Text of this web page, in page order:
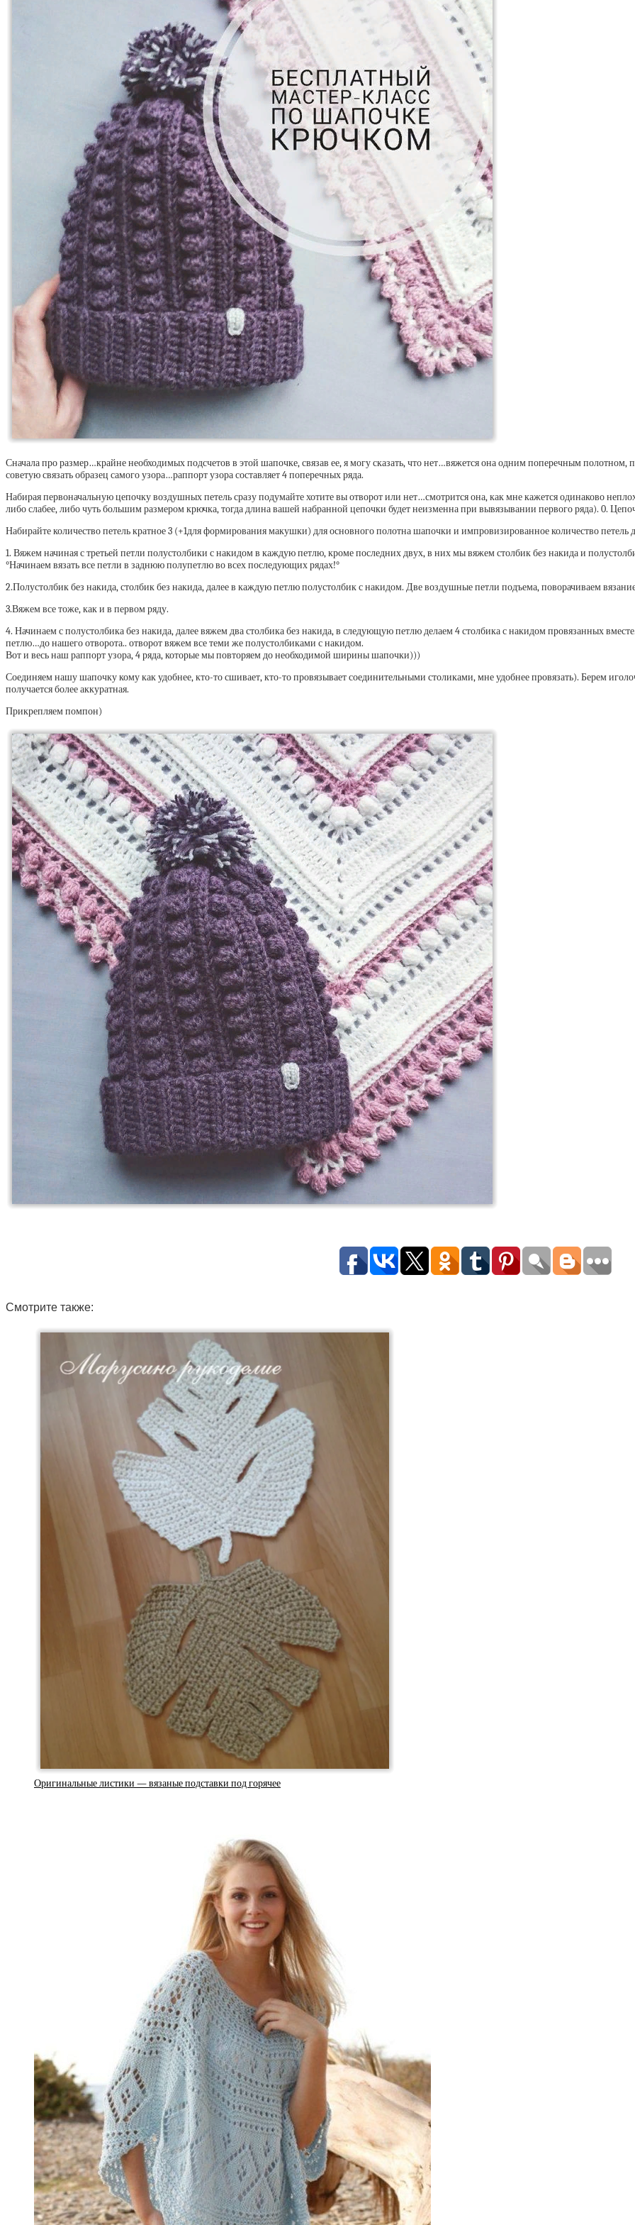
Сначала про размер…крайне необходимых подсчетов в этой шапочке, связав ее, я могу сказать, что нет…вяжется она одним поперечным
советую связать образец самого узора…раппорт узора составляет 4 поперечных ряда.
Набирая первоначальную цепочку воздушных петель сразу подумайте хотите вы отворот или нет…смотрится она, как мне кажется одинаково
либо слабее, либо чуть большим размером крючка, тогда длина вашей набранной цепочки будет неизменна при вывязывании первого ряда). 0.
Набирайте количество петель кратное 3 (+1для формирования макушки) для основного полотна шапочки и импровизированное количество петель
1. Вяжем начиная с третьей петли полустолбики с накидом в каждую петлю, кроме последних двух, в них мы вяжем столбик без накида и
°Начинаем вязать все петли в заднюю полупетлю во всех последующих рядах!°
2.Полустолбик без накида, столбик без накида, далее в каждую петлю полустолбик с накидом. Две воздушные петли подъема, поворачиваем
3.Вяжем все тоже, как и в первом ряду.
4. Начинаем с полустолбика без накида, далее вяжем два столбика без накида, в следующую петлю делаем 4 столбика с накидом провязанных
петлю…до нашего отворота.. отворот вяжем все теми же полустолбиками с накидом.
Вот и весь наш раппорт узора, 4 ряда, которые мы повторяем до необходимой ширины шапочки)))
Соединяем нашу шапочку кому как удобнее, кто-то сшивает, кто-то провязывает соединительными столиками, мне удобнее провязать). Берем
получается более аккуратная.
Прикрепляем помпон)
Смотрите также:
Оригинальные листики — вязаные подставки под горячее